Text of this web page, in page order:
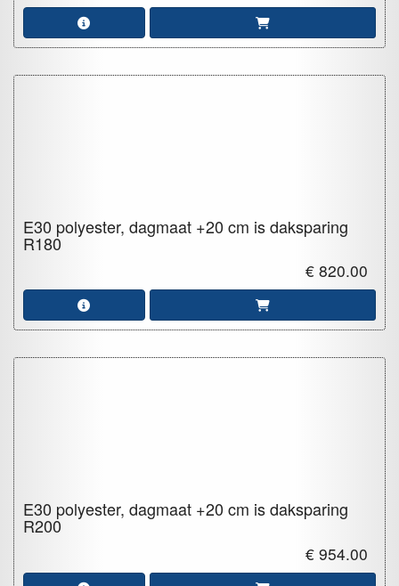
E30 polyester, dagmaat +20 cm is daksparing
R180
€ 820.00
E30 polyester, dagmaat +20 cm is daksparing
R200
€ 954.00